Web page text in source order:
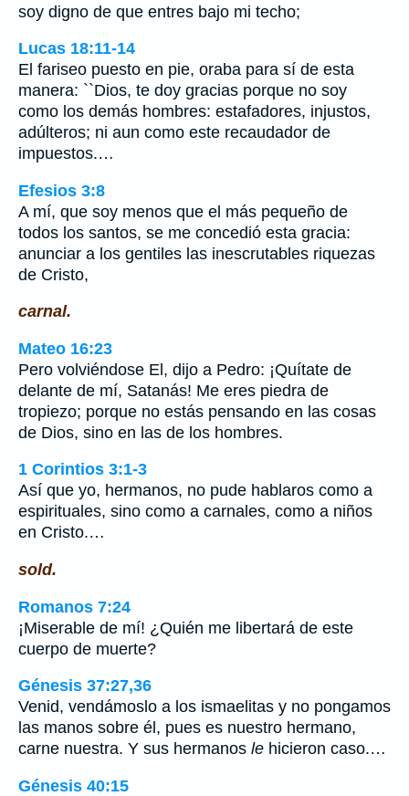
soy digno de que entres bajo mi techo;
Lucas 18:11-14
El fariseo puesto en pie, oraba para sí de esta
manera: ``Dios, te doy gracias porque no soy
como los demás hombres: estafadores, injustos,
adúlteros; ni aun como este recaudador de
impuestos.…
Efesios 3:8
A mí, que soy menos que el más pequeño de
todos los santos, se me concedió esta gracia:
anunciar a los gentiles las inescrutables riquezas
de Cristo,
carnal.
Mateo 16:23
Pero volviéndose El, dijo a Pedro: ¡Quítate de
delante de mí, Satanás! Me eres piedra de
tropiezo; porque no estás pensando en las cosas
de Dios, sino en las de los hombres.
1 Corintios 3:1-3
Así que yo, hermanos, no pude hablaros como a
espirituales, sino como a carnales, como a niños
en Cristo.…
sold.
Romanos 7:24
¡Miserable de mí! ¿Quién me libertará de este
cuerpo de muerte?
Génesis 37:27,36
Venid, vendámoslo a los ismaelitas y no pongamos
las manos sobre él, pues es nuestro hermano,
carne nuestra. Y sus hermanos le hicieron caso.…
Génesis 40:15